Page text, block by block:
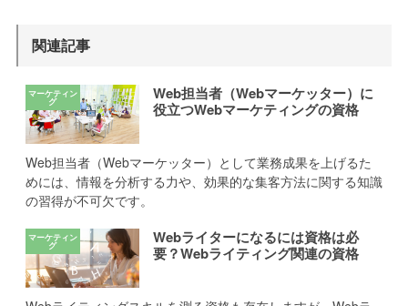
関連記事
Web担当者（Webマーケッター）に
役立つWebマーケティングの資格
Web担当者（Webマーケッター）として業務成果を上げるた
めには、情報を分析する力や、効果的な集客方法に関する知識
の習得が不可欠です。
Webライターになるには資格は必
要？Webライティング関連の資格